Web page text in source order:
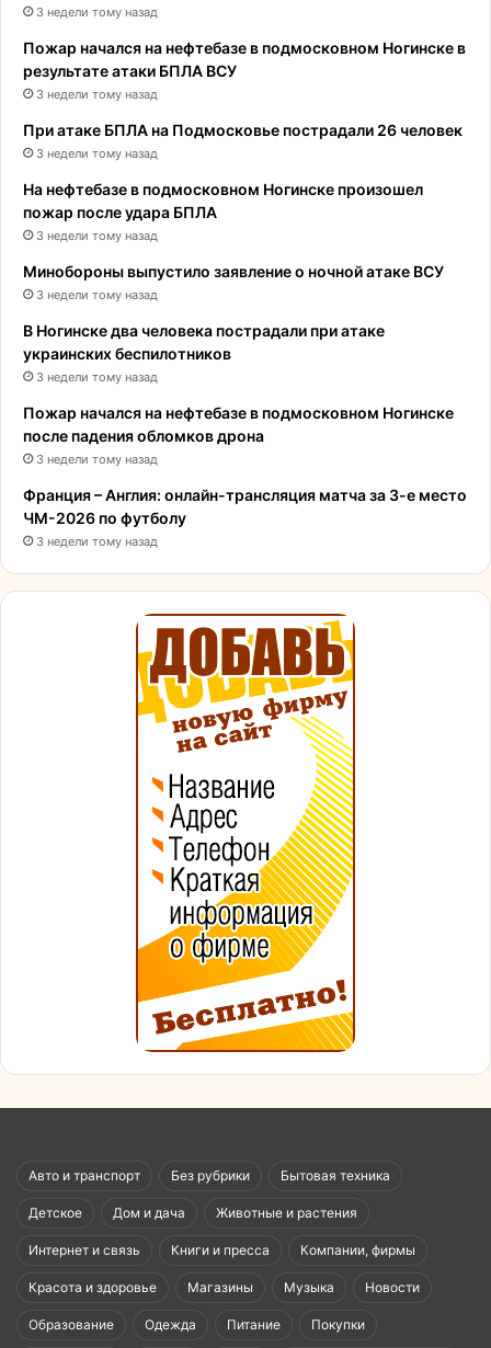
3 недели тому назад
Пожар начался на нефтебазе в подмосковном Ногинске в
результате атаки БПЛА ВСУ
3 недели тому назад
При атаке БПЛА на Подмосковье пострадали 26 человек
3 недели тому назад
На нефтебазе в подмосковном Ногинске произошел
пожар после удара БПЛА
3 недели тому назад
Минобороны выпустило заявление о ночной атаке ВСУ
3 недели тому назад
В Ногинске два человека пострадали при атаке
украинских беспилотников
3 недели тому назад
Пожар начался на нефтебазе в подмосковном Ногинске
после падения обломков дрона
3 недели тому назад
Франция – Англия: онлайн-трансляция матча за 3-е место
ЧМ-2026 по футболу
3 недели тому назад
Авто и транспорт Без рубрики Бытовая техника
Детское Дом и дача Животные и растения
Интернет и связь Книги и пресса Компании, фирмы
Красота и здоровье Магазины Музыка Новости
Образование Одежда Питание Покупки